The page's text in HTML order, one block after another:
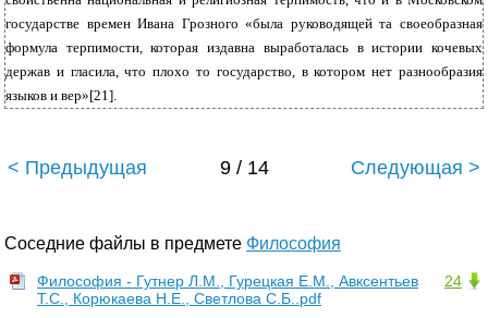
государстве времен Ивана Грозного «была руководящей та своеобразная
формула терпимости, которая издавна выработалась в истории кочевых
держав и гласила, что плохо то государство, в котором нет разнообразия
языков и вер»[21].
< Предыдущая 9 / 14 Следующая >
Соседние файлы в предмете Философия
24
Философия - Гутнер Л.М., Гурецкая Е.М., Авксентьев
Т.С., Корюкаева Н.Е., Светлова С.Б..pdf